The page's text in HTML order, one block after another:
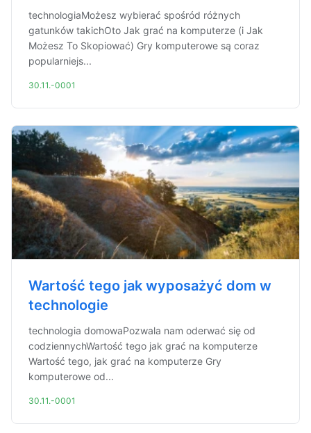
technologiaMożesz wybierać spośród różnych
gatunków takichOto Jak grać na komputerze (i Jak
Możesz To Skopiować) Gry komputerowe są coraz
popularniejs...
30.11.-0001
Wartość tego jak wyposażyć dom w
technologie
technologia domowaPozwala nam oderwać się od
codziennychWartość tego jak grać na komputerze
Wartość tego, jak grać na komputerze Gry
komputerowe od...
30.11.-0001